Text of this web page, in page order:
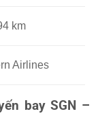
km
Airlines
bay SGN –